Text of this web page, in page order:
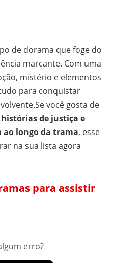
de dorama que foge do
marcante. Com uma
mistério e elementos
para conquistar
você gosta de
de justiça e
ao longo da trama, esse
na sua lista agora
para assistir
erro?